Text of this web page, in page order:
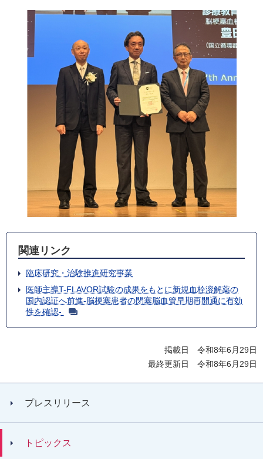
関連リンク
臨床研究・治験推進研究事業
医師主導T-FLAVOR試験の成果をもとに新規血栓溶解薬の
国内認証へ前進-脳梗塞患者の閉塞脳血管早期再開通に有効
性を確認-
掲載日 令和8年6月29日
最終更新日 令和8年6月29日
プレスリリース
トピックス